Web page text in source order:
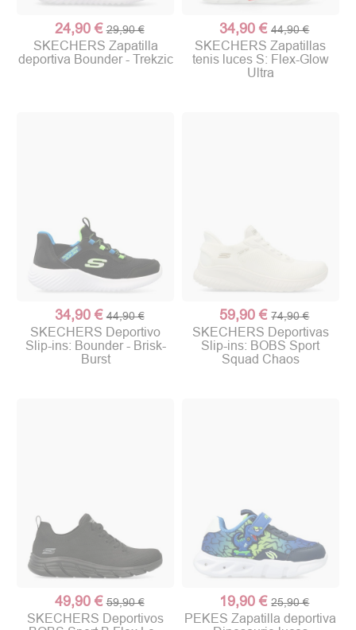
24,90 € 29,90 €
SKECHERS Zapatilla
deportiva Bounder - Trekzic
34,90 € 44,90 €
SKECHERS Zapatillas
tenis luces S: Flex-Glow
Ultra
34,90 € 44,90 €
SKECHERS Deportivo
Slip-ins: Bounder - Brisk-
Burst
59,90 € 74,90 €
SKECHERS Deportivas
Slip-ins: BOBS Sport
Squad Chaos
49,90 € 59,90 €
SKECHERS Deportivos
19,90 € 25,90 €
PEKES Zapatilla deportiva